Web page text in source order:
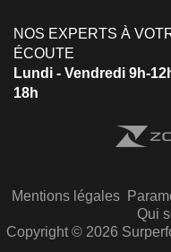
NOS EXPERTS À
ÉCOUTE
Lundi - Vendredi 9h-
18h
Mentions légales
Qui
Copyright © 2026